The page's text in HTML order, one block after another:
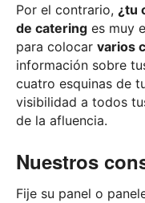
Por el contrario, ¿tu
de catering es muy
para colocar varios
información sobre
cuatro esquinas de
visibilidad a todos
de la afluencia.
Nuestros
Fije su panel o